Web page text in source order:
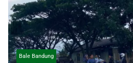
Bale Bandung